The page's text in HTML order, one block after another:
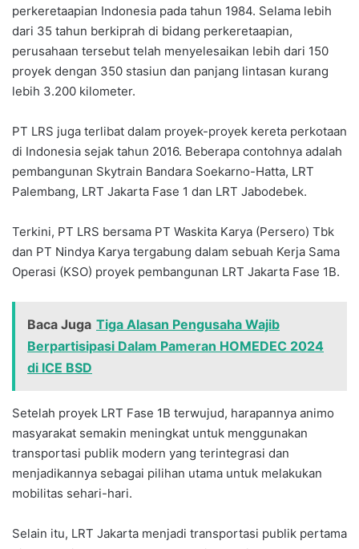
perkeretaapian Indonesia pada tahun 1984. Selama lebih
dari 35 tahun berkiprah di bidang perkeretaapian,
perusahaan tersebut telah menyelesaikan lebih dari 150
proyek dengan 350 stasiun dan panjang lintasan kurang
lebih 3.200 kilometer.
PT LRS juga terlibat dalam proyek-proyek kereta perkotaan
di Indonesia sejak tahun 2016. Beberapa contohnya adalah
pembangunan Skytrain Bandara Soekarno-Hatta, LRT
Palembang, LRT Jakarta Fase 1 dan LRT Jabodebek.
Terkini, PT LRS bersama PT Waskita Karya (Persero) Tbk
dan PT Nindya Karya tergabung dalam sebuah Kerja Sama
Operasi (KSO) proyek pembangunan LRT Jakarta Fase 1B.
Baca Juga Tiga Alasan Pengusaha Wajib
Berpartisipasi Dalam Pameran HOMEDEC 2024
di ICE BSD
Setelah proyek LRT Fase 1B terwujud, harapannya animo
masyarakat semakin meningkat untuk menggunakan
transportasi publik modern yang terintegrasi dan
menjadikannya sebagai pilihan utama untuk melakukan
mobilitas sehari-hari.
Selain itu, LRT Jakarta menjadi transportasi publik pertama